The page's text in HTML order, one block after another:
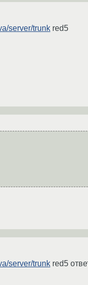
server/trunk red5
server/trunk red5